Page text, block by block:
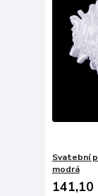
Svatební
modrá
141,10